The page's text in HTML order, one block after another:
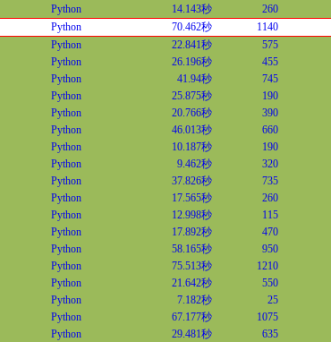
Python 14.143秒
260
Python 70.462秒
1140
Python 22.841秒
575
Python 26.196秒
455
Python 41.94秒
745
Python 25.875秒
190
Python 20.766秒
390
Python 46.013秒
660
Python 10.187秒
190
Python 9.462秒
320
Python 37.826秒
735
Python 17.565秒
260
Python 12.998秒
115
Python 17.892秒
470
Python 58.165秒
950
Python 75.513秒
1210
Python 21.642秒
550
Python 7.182秒
25
Python 67.177秒
1075
Python 29.481秒
635